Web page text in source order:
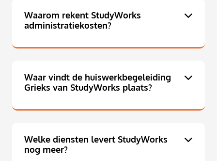
Waarom rekent StudyWorks
administratiekosten?
Waar vindt de huiswerkbegeleiding
Grieks van StudyWorks plaats?
Welke diensten levert StudyWorks
nog meer?